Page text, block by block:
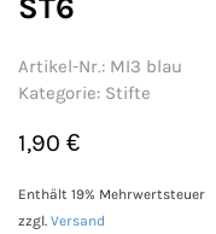
Artikel-Nr.: MI3 blau
Kategorie: Stifte
1,90 €
Enthält 19% Mehrwertsteuer
zzgl. Versand